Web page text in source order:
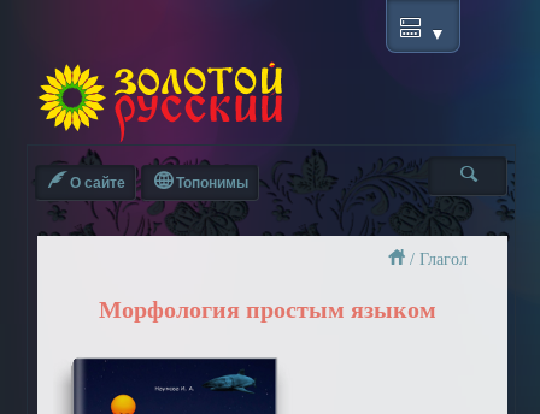
О сайте Топонимы
/ Глагол
Морфология простым языком